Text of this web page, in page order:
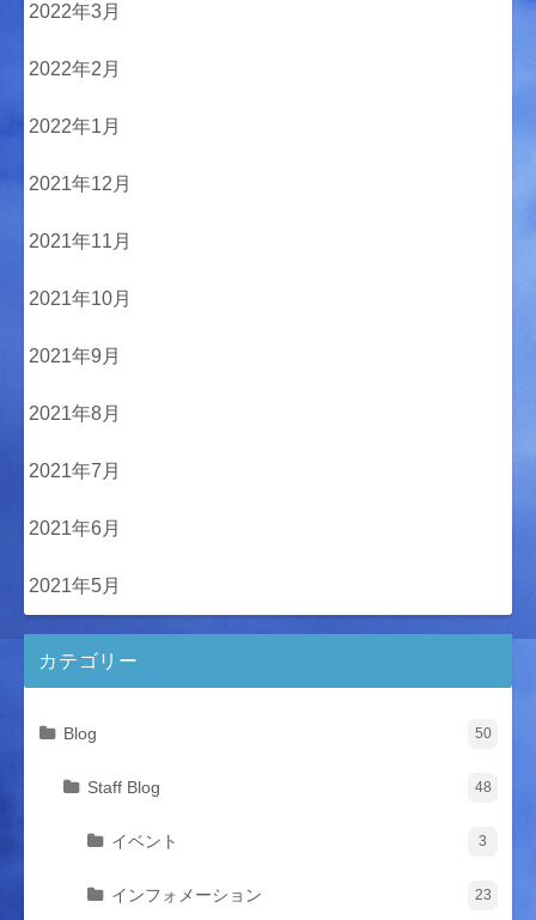
2022年3月
2022年2月
2022年1月
2021年12月
2021年11月
2021年10月
2021年9月
2021年8月
2021年7月
2021年6月
2021年5月
カテゴリー
Blog 50
Staff Blog 48
イベント 3
インフォメーション 23